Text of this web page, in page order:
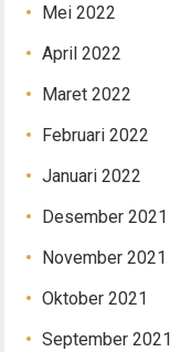
Mei 2022
April 2022
Maret 2022
Februari 2022
Januari 2022
Desember 2021
November 2021
Oktober 2021
September 2021